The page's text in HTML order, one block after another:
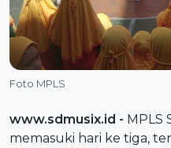
Foto MPLS
www.sdmusix.id - MPLS
memasuki hari ke tiga,